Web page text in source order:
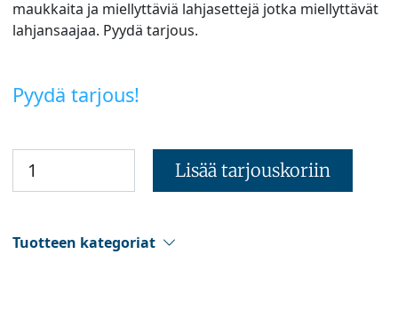
maukkaita ja miellyttäviä lahjasettejä jotka miellyttävät
lahjansaajaa. Pyydä tarjous.
Pyydä tarjous!
Lisää tarjouskoriin
Tuotteen kategoriat